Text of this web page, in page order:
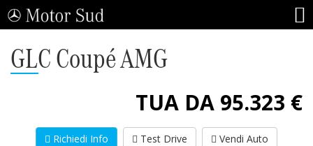
GLC Coupé AMG
TUA DA 95.323 €
Richiedi Info Test Drive Vendi Auto